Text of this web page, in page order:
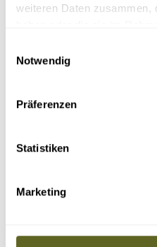
weiteren Daten zusammen,
Notwendig
Präferenzen
Statistiken
Marketing